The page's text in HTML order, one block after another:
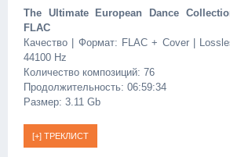
The Ultimate European Dance
FLAC
Качество | Формат: FLAC + Cover |
44100 Hz
Количество композиций: 76
Продолжительность: 06:59:34
Размер: 3.11 Gb